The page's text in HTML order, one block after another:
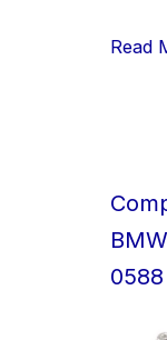
Read
0588